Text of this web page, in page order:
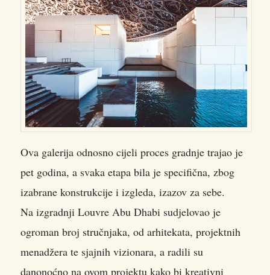
Ova galerija odnosno cijeli proces gradnje trajao je
pet godina, a svaka etapa bila je specifična, zbog
izabrane konstrukcije i izgleda, izazov za sebe.
Na izgradnji Louvre Abu Dhabi sudjelovao je
ogroman broj stručnjaka, od arhitekata, projektnih
menadžera te sjajnih vizionara, a radili su
danonoćno na ovom projektu kako bi kreativni